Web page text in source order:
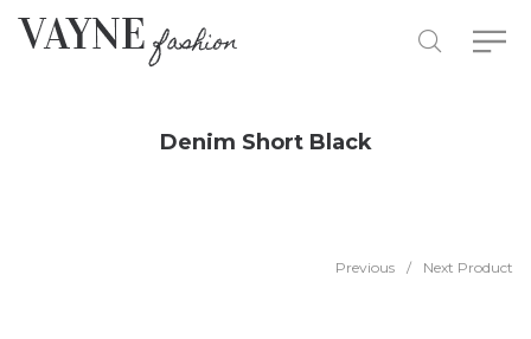
Denim Short Black
Previous / Next Product